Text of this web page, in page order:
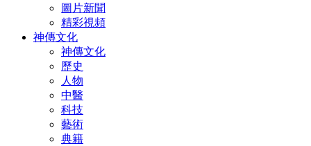
圖片新聞
精彩視頻
神傳文化
神傳文化
歷史
人物
中醫
科技
藝術
典籍